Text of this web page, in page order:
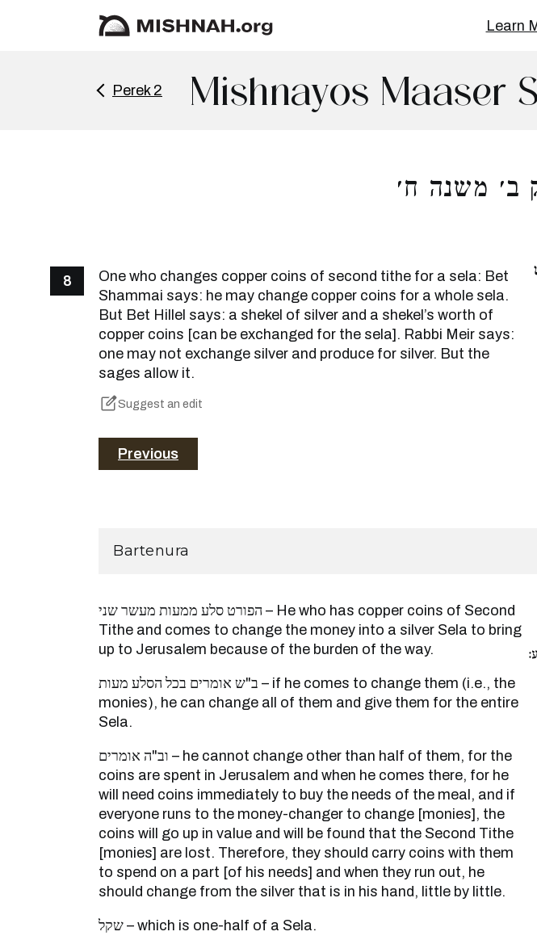
Learn
Perek 2 Mishnayos Maaser
ב׳ משנה ח׳
8
One who changes copper coins of second tithe for a sela: Bet
Shammai says: he may change copper coins for a whole sela.
But Bet Hillel says: a shekel of silver and a shekel’s worth of
copper coins [can be exchanged for the sela]. Rabbi Meir says:
one may not exchange silver and produce for silver. But the
sages allow it.
Suggest an edit
Previous
Bartenura
הפורט סלע ממעות מעשר שני – He who has copper coins of Second
Tithe and comes to change the money into a silver Sela to bring
up to Jerusalem because of the burden of the way.
ב"ש אומרים בכל הסלע מעות – if he comes to change them (i.e., the
monies), he can change all of them and give them for the entire
Sela.
וב"ה אומרים – he cannot change other than half of them, for the
coins are spent in Jerusalem and when he comes there, for he
will need coins immediately to buy the needs of the meal, and if
everyone runs to the money-changer to change [monies], the
coins will go up in value and will be found that the Second Tithe
[monies] are lost. Therefore, they should carry coins with them
to spend on a part [of his needs] and when they run out, he
should change from the silver that is in his hand, little by little.
שקל – which is one-half of a Sela.